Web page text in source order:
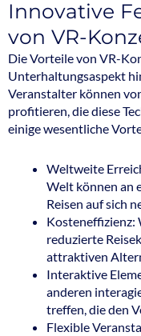
Innovative
von VR-
Die Vorteile von VR-
Unterhaltungsaspekt
Veranstalter können
profitieren, die diese
einige wesentliche
Weltweite
Welt können an
Reisen auf sich
Kosteneffizienz:
reduzierte
attraktiven
Interaktive
anderen
treffen, die den
Flexible